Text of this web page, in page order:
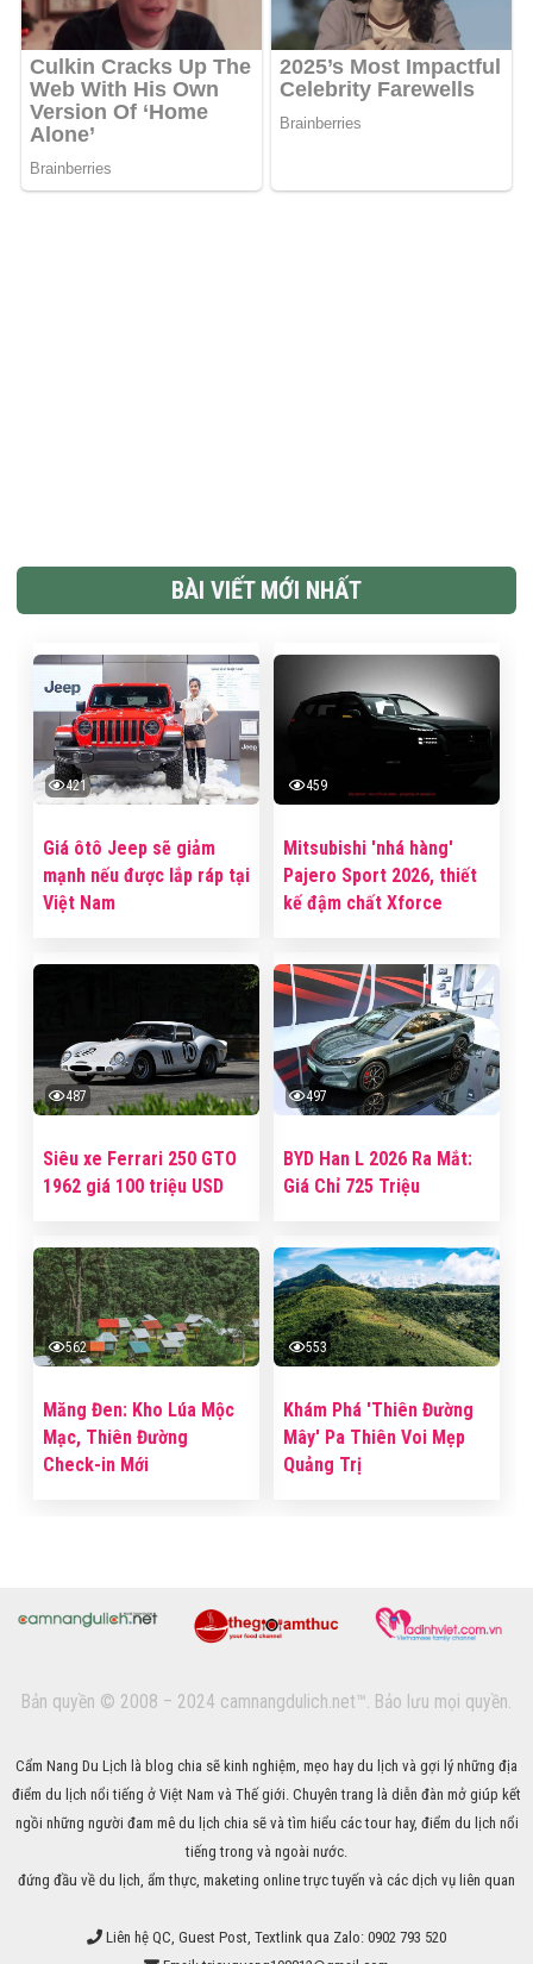
BÀI VIẾT MỚI NHẤT
421
Giá ôtô Jeep sẽ giảm
mạnh nếu được lắp ráp tại
Việt Nam
459
Mitsubishi 'nhá hàng'
Pajero Sport 2026, thiết
kế đậm chất Xforce
487
Siêu xe Ferrari 250 GTO
1962 giá 100 triệu USD
497
BYD Han L 2026 Ra Mắt:
Giá Chỉ 725 Triệu
562
Măng Đen: Kho Lúa Mộc
Mạc, Thiên Đường
Check-in Mới
553
Khám Phá 'Thiên Đường
Mây' Pa Thiên Voi Mẹp
Quảng Trị
Bản quyền © 2008 – 2024 camnangdulich.net™. Bảo lưu mọi quyền.
Cẩm Nang Du Lịch là blog chia sẽ kinh nghiệm, mẹo hay du lịch và gợi lý những địa
điểm du lịch nổi tiếng ở Việt Nam và Thế giới. Chuyên trang là diễn đàn mở giúp kết
ngồi những người đam mê du lịch chia sẽ và tìm hiểu các tour hay, điểm du lịch nổi
tiếng trong và ngoài nước.
đứng đầu về du lịch, ẩm thực, maketing online trực tuyến và các dịch vụ liên quan
Liên hệ QC, Guest Post, Textlink qua Zalo: 0902 793 520